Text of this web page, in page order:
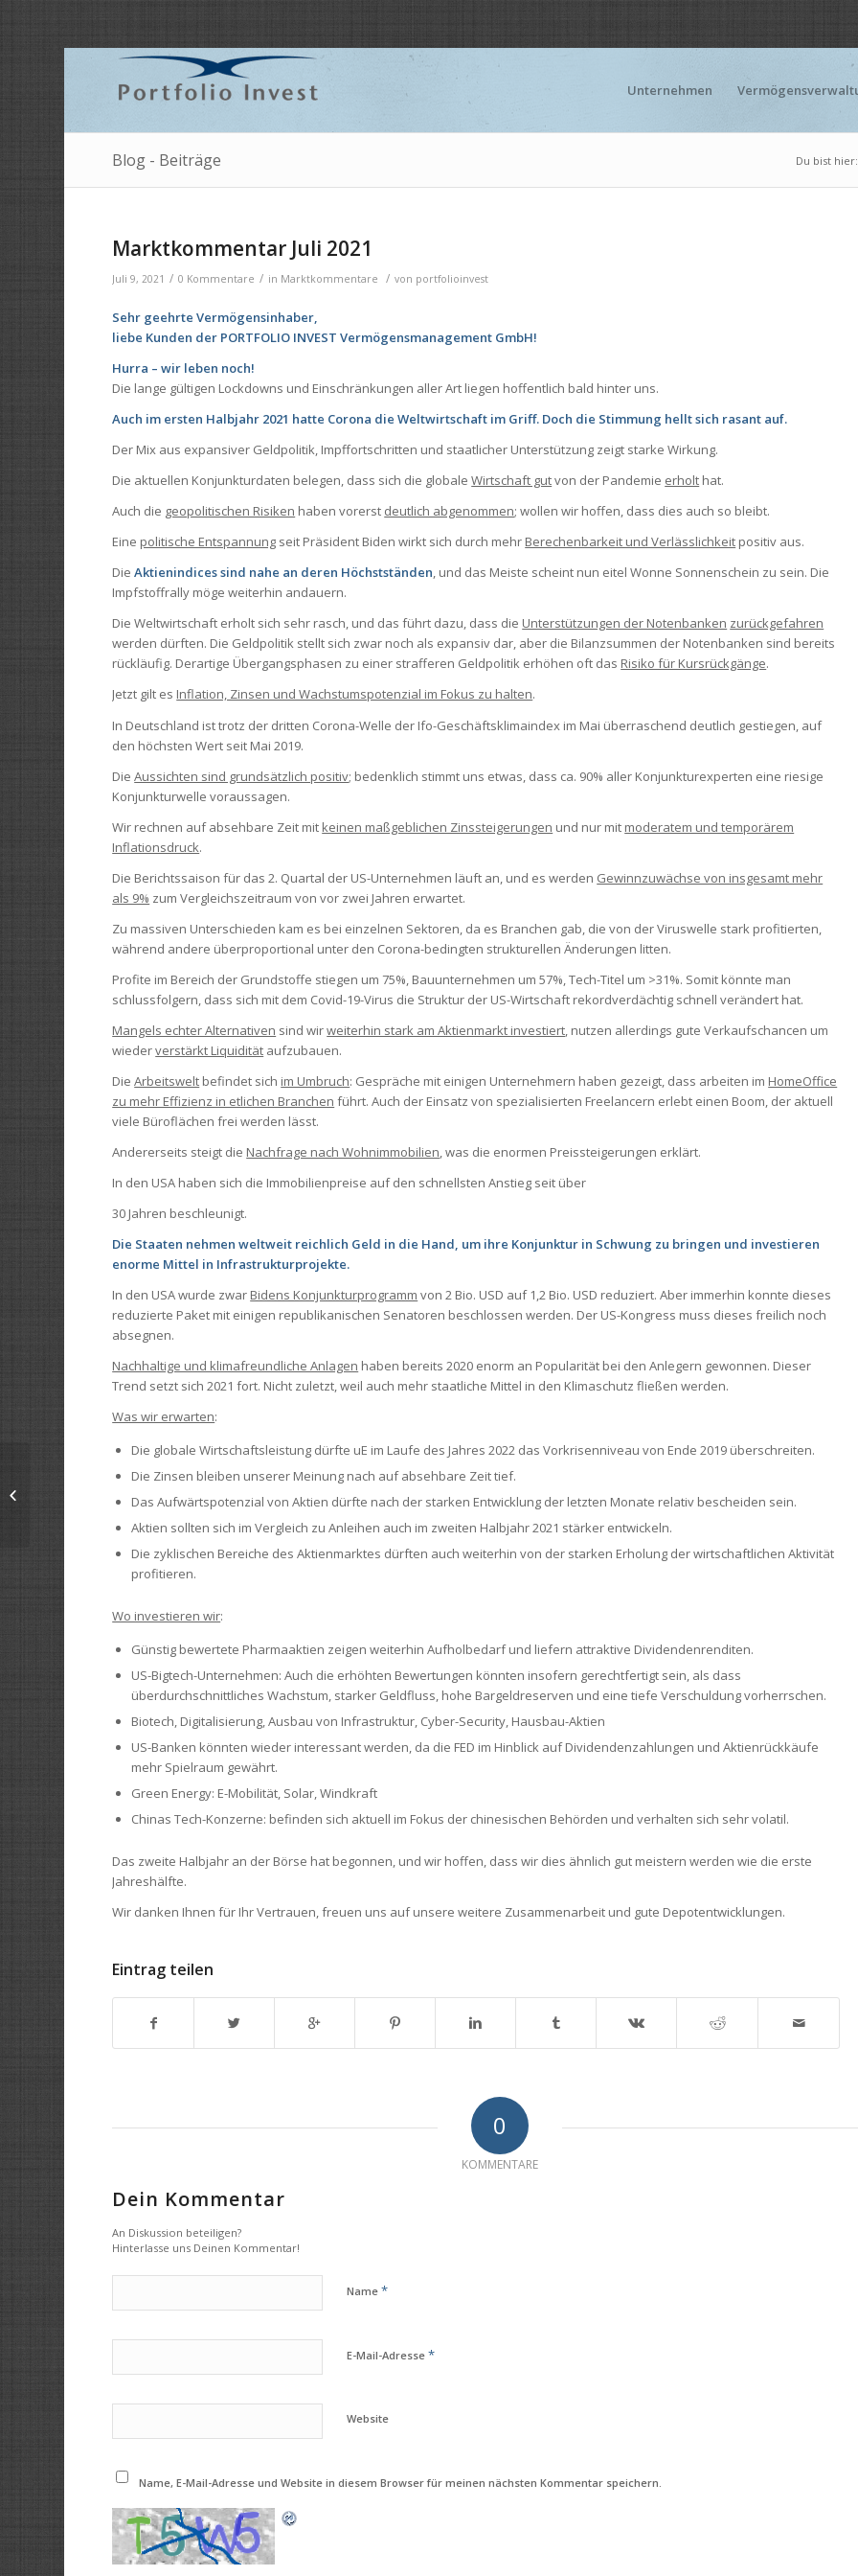
Unternehmen
Blog - Beiträge Du bist hier:
Marktkommentar Juli 2021
Juli 9, 2021 / 0 Kommentare / in Marktkommentare / von portfolioinvest
Sehr geehrte Vermögensinhaber,
liebe Kunden der PORTFOLIO INVEST Vermögensmanagement GmbH!
Hurra – wir leben noch!
Die lange gültigen Lockdowns und Einschränkungen aller Art liegen hoffentlich bald hinter uns.
Auch im ersten Halbjahr 2021 hatte Corona die Weltwirtschaft im Griff. Doch die Stimmung hellt sich rasant auf.
Der Mix aus expansiver Geldpolitik, Impffortschritten und staatlicher Unterstützung zeigt starke Wirkung.
Die aktuellen Konjunkturdaten belegen, dass sich die globaleWirtschaft gutvon der Pandemie erholt hat.
Auch die geopolitischen Risiken haben vorerst deutlich abgenommen; wollen wir hoffen, dass dies auch so bleibt.
Eine politische Entspannung seit Präsident Biden wirkt sich durch mehr Berechenbarkeit und Verlässlichkeit positiv aus.
DieAktienindices sind nahe an deren Höchstständen, und das Meiste scheint nun eitel Wonne Sonnenschein zu sein. Die
Impfstoffrally möge weiterhin andauern.
Die Weltwirtschaft erholt sich sehr rasch, und das führt dazu, dass die Unterstützungen der Notenbanken zurückgefahren
werden dürften. Die Geldpolitik stellt sich zwar noch als expansiv dar, aber die Bilanzsummen der Notenbanken sind bereits
rückläufig. Derartige Übergangsphasen zu einer strafferen Geldpolitik erhöhen oft das Risiko für Kursrückgänge.
Jetzt gilt es Inflation, Zinsen und Wachstumspotenzial im Fokus zu halten.
In Deutschland ist trotz der dritten Corona-Welle der Ifo-Geschäftsklimaindex im Mai überraschend deutlich gestiegen, auf
den höchsten Wert seit Mai 2019.
DieAussichten sind grundsätzlich positiv; bedenklich stimmt uns etwas, dass ca. 90% aller Konjunkturexperten eine riesige
Konjunkturwelle voraussagen.
Wir rechnen auf absehbare Zeit mit keinen maßgeblichen Zinssteigerungen und nur mit moderatem und temporärem
Inflationsdruck.
Die Berichtssaison für das 2. Quartal der US-Unternehmen läuft an, und es werden Gewinnzuwächse von insgesamt mehr
als 9% zum Vergleichszeitraum von vor zwei Jahren erwartet.
Zu massiven Unterschieden kam es bei einzelnen Sektoren, da es Branchen gab, die von der Viruswelle stark profitierten,
während andere überproportional unter den Corona-bedingten strukturellen Änderungen litten.
Profite im Bereich der Grundstoffe stiegen um 75%, Bauunternehmen um 57%, Tech-Titel um >31%. Somit könnte man
schlussfolgern, dass sich mit dem Covid-19-Virus die Struktur der US-Wirtschaft rekordverdächtig schnell verändert hat.
Mangels echter Alternativen sind wirweiterhin stark am Aktienmarkt investiert, nutzen allerdings gute Verkaufschancen um
wiederverstärkt Liquidität aufzubauen.
DieArbeitswelt befindet sich im Umbruch: Gespräche mit einigen Unternehmern haben gezeigt, dass arbeiten im HomeOffice
zu mehr Effizienz in etlichen Branchen führt. Auch der Einsatz von spezialisierten Freelancern erlebt einen Boom, der aktuell
viele Büroflächen frei werden lässt.
Andererseits steigt die Nachfrage nach Wohnimmobilien, was die enormen Preissteigerungen erklärt.
In den USA haben sich die Immobilienpreise auf den schnellsten Anstieg seit über
30 Jahren beschleunigt.
Die Staaten nehmen weltweit reichlich Geld in die Hand, um ihre Konjunktur in Schwung zu bringen und investieren
enorme Mittel in Infrastrukturprojekte.
In den USA wurde zwar Bidens Konjunkturprogramm von 2 Bio. USD auf 1,2 Bio. USD reduziert. Aber immerhin konnte dieses
reduzierte Paket mit einigen republikanischen Senatoren beschlossen werden. Der US-Kongress muss dieses freilich noch
absegnen.
Nachhaltige und klimafreundliche Anlagen haben bereits 2020 enorm an Popularität bei den Anlegern gewonnen. Dieser
Trend setzt sich 2021 fort. Nicht zuletzt, weil auch mehr staatliche Mittel in den Klimaschutz fließen werden.
Was wir erwarten:
Die globale Wirtschaftsleistung dürfte uE im Laufe des Jahres 2022 das Vorkrisen­niveau von Ende 2019 überschreiten.
Die Zinsen bleiben unserer Meinung nach auf absehbare Zeit tief.
Das Aufwärtspotenzial von Aktien dürfte nach der starken Entwicklung der letzten Monate relativ bescheiden sein.
Aktien sollten sich im Vergleich zu Anleihen auch im zweiten Halbjahr 2021 stärker entwickeln.
Die zyklischen Bereiche des Aktienmarktes dürften auch weiterhin von der starken Erholung der wirtschaftlichen Aktivität
profitieren.
Wo investieren wir:
Günstig bewertete Pharmaaktien zeigen weiterhin Aufholbedarf und liefern attraktive Dividendenrenditen.
US-Bigtech-Unternehmen: Auch die erhöhten Bewertungen könnten insofern gerechtfertigt sein, als dass
überdurchschnittliches Wachstum, starker Geldfluss, hohe Bargeldreserven und eine tiefe Verschuldung vorherrschen.
Biotech, Digitalisierung, Ausbau von Infrastruktur, Cyber-Security, Hausbau-Aktien
US-Banken könnten wieder interessant werden, da die FED im Hinblick auf Dividendenzahlungen und Aktienrückkäufe
mehr Spielraum gewährt.
Green Energy: E-Mobilität, Solar, Windkraft
Chinas Tech-Konzerne: befinden sich aktuell im Fokus der chinesischen Behörden und verhalten sich sehr volatil.
Das zweite Halbjahr an der Börse hat begonnen, und wir hoffen, dass wir dies ähnlich gut meistern werden wie die erste
Jahreshälfte.
Wir danken Ihnen für Ihr Vertrauen, freuen uns auf unsere weitere Zusammenarbeit und gute Depotentwicklungen.
Eintrag teilen
0
KOMMENTARE
Dein Kommentar
An Diskussion beteiligen?
Hinterlasse uns Deinen Kommentar!
Name*
E-Mail-Adresse*
Website
Name, E-Mail-Adresse und Website in diesem Browser für meinen nächsten Kommentar speichern.
Marktkommentar Jänner 2021